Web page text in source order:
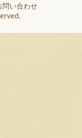
問い合わせ